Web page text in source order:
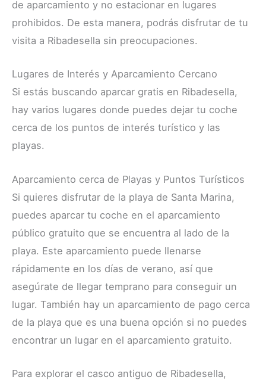
de aparcamiento y no estacionar en lugares
prohibidos. De esta manera, podrás disfrutar de tu
visita a Ribadesella sin preocupaciones.
Lugares de Interés y Aparcamiento Cercano
Si estás buscando aparcar gratis en Ribadesella,
hay varios lugares donde puedes dejar tu coche
cerca de los puntos de interés turístico y las
playas.
Aparcamiento cerca de Playas y Puntos Turísticos
Si quieres disfrutar de la playa de Santa Marina,
puedes aparcar tu coche en el aparcamiento
público gratuito que se encuentra al lado de la
playa. Este aparcamiento puede llenarse
rápidamente en los días de verano, así que
asegúrate de llegar temprano para conseguir un
lugar. También hay un aparcamiento de pago cerca
de la playa que es una buena opción si no puedes
encontrar un lugar en el aparcamiento gratuito.
Para explorar el casco antiguo de Ribadesella,